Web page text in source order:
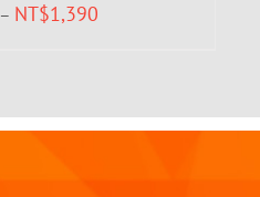
– NT$1,390